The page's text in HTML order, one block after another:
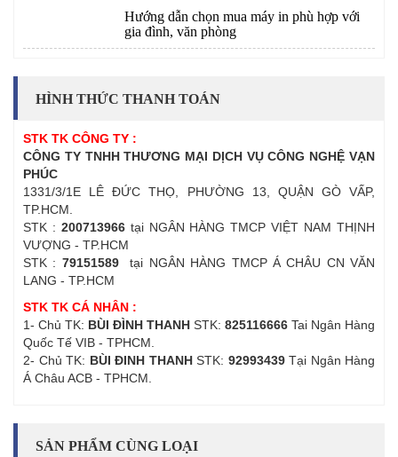
Hướng dẫn chọn mua máy in phù hợp với
gia đình, văn phòng
HÌNH THỨC THANH TOÁN
STK TK CÔNG TY :
CÔNG TY TNHH THƯƠNG MẠI DỊCH VỤ CÔNG NGHỆ VẠN
PHÚC
1331/3/1E LÊ ĐỨC THỌ, PHƯỜNG 13, QUẬN GÒ VẤP,
TP.HCM.
STK : 200713966tại NGÂN HÀNG TMCP VIỆT NAM THỊNH
VƯỢNG - TP.HCM
STK : 79151589tại NGÂN HÀNG TMCP Á CHÂU CN VĂN
LANG - TP.HCM
STK TK CÁ NHÂN :
1- Chủ TK: BÙI ĐÌNH THANH STK: 825116666 Tai Ngân Hàng
Quốc Tế VIB - TPHCM.
2- Chủ TK: BÙI ĐINH THANHSTK: 92993439Tại Ngân Hàng
Á Châu ACB - TPHCM.
SẢN PHẨM CÙNG LOẠI